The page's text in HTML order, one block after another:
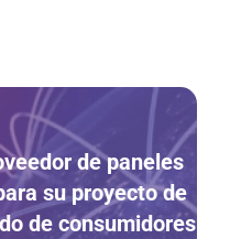
de paneles
su proyecto de
de consumidores